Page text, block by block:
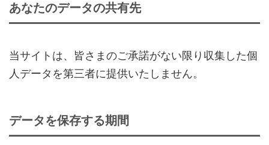
あなたのデータの共有先
当サイトは、皆さまのご承諾がない限り収集した個
人データを第三者に提供いたしません。
データを保存する期間